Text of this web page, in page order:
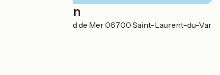
Localisation
1819 Route du Bord de Mer 06700 Saint-Laurent-du-Var